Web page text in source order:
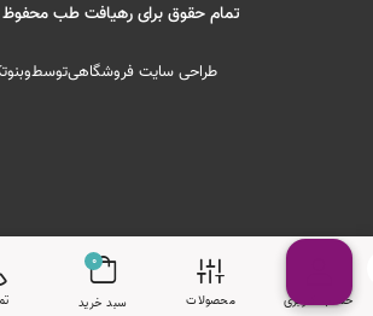
تمام حقوق برای رهیافت طب
طراحی سایت فروشگاهیتوسط
حساب کاربری محصولات
0
سبد خرید